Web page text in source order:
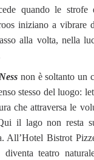
quando le strofe
iniziano a vibrare
alla volta, nella
non è soltanto un
stesso del luogo:
che attraversa le
il lago non resta
All’Hotel Bistrot
diventa teatro